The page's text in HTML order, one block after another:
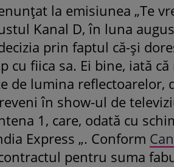
la emisiunea „Te
Kanal D, în luna
prin faptul că-și
cu fiica sa. Ei bine, iată
de lumina reflectoarelor,
în show-ul de
1, care, odată cu
Express „. Conform
pentru suma
Fiica
strălucit
purtat o
mamă